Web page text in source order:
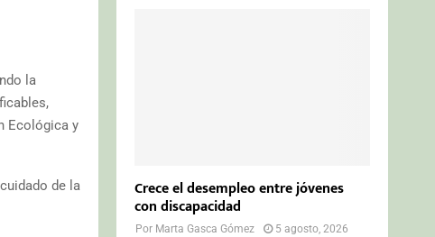
la
Ecológica y
de la
Crece el desempleo entre jóvenes
con discapacidad
Por Marta Gasca Gómez
5 agosto, 2026